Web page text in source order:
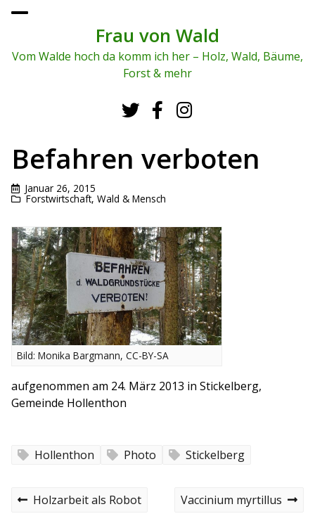
To
me
Frau von Wald
Vom Walde hoch da komm ich her – Holz, Wald, Bäume,
Forst & mehr
Befahren verboten
Januar 26, 2015
Forstwirtschaft, Wald & Mensch
Bild: Monika Bargmann, CC-BY-SA
aufgenommen am 24. März 2013 in Stickelberg,
Gemeinde Hollenthon
Hollenthon Photo Stickelberg
B
P
Holzarbeit als Robot
N
Vaccinium myrtillus